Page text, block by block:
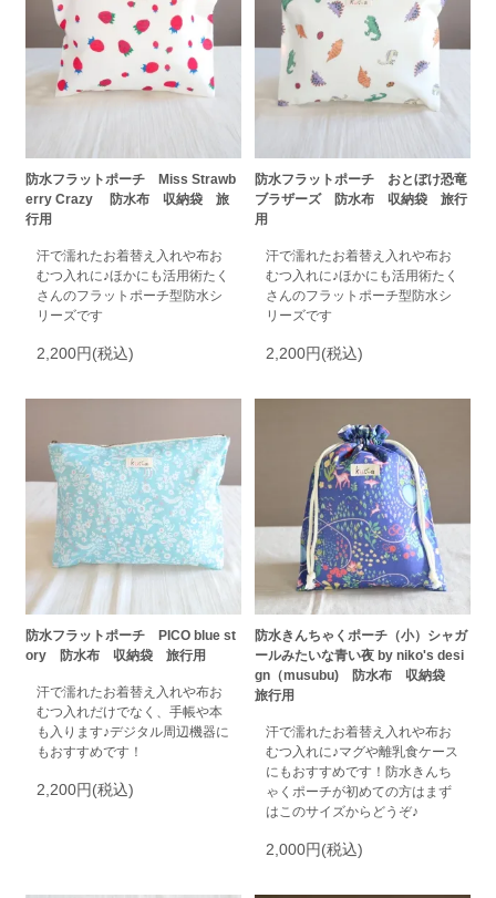
防水フラットポーチ Miss Strawb
erry Crazy 防水布 収納袋 旅
行用
汗で濡れたお着替え入れや布お
むつ入れに♪ほかにも活用術たく
さんのフラットポーチ型防水シ
リーズです
2,200円(税込)
防水フラットポーチ おとぼけ恐竜
ブラザーズ 防水布 収納袋 旅行
用
汗で濡れたお着替え入れや布お
むつ入れに♪ほかにも活用術たく
さんのフラットポーチ型防水シ
リーズです
2,200円(税込)
防水フラットポーチ PICO blue st
ory 防水布 収納袋 旅行用
汗で濡れたお着替え入れや布お
むつ入れだけでなく、手帳や本
も入ります♪デジタル周辺機器に
もおすすめです！
2,200円(税込)
防水きんちゃくポーチ（小）シャガ
ールみたいな青い夜 by niko's desi
gn（musubu) 防水布 収納袋
旅行用
汗で濡れたお着替え入れや布お
むつ入れに♪マグや離乳食ケース
にもおすすめです！防水きんち
ゃくポーチが初めての方はまず
はこのサイズからどうぞ♪
2,000円(税込)